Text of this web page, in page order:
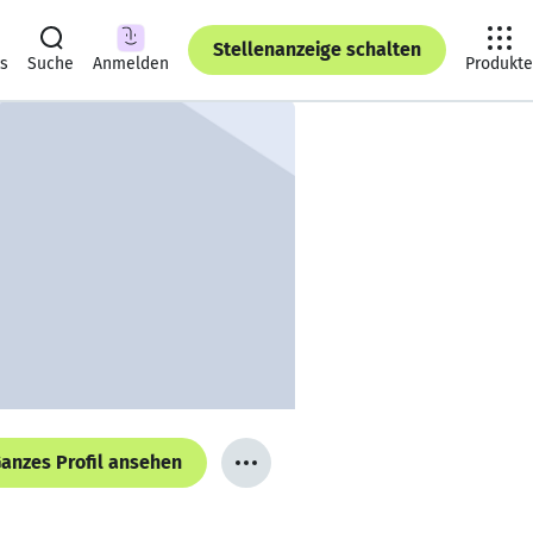
Suche Anmelden
Stellenanzeige schalten
Produkte
Profil ansehen